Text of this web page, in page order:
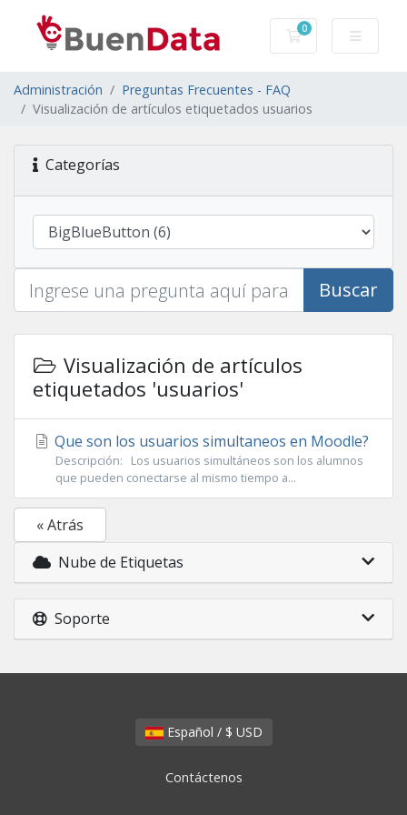
0
Carro de Pedidos
Administración
Preguntas Frecuentes - FAQ
Visualización de artículos etiquetados usuarios
Categorías
Buscar
Visualización de artículos
etiquetados 'usuarios'
Que son los usuarios simultaneos en Moodle?
Descripción: Los usuarios simultáneos son los alumnos
que pueden conectarse al mismo tiempo a...
« Atrás
Nube de Etiquetas
Soporte
Español / $ USD
Contáctenos